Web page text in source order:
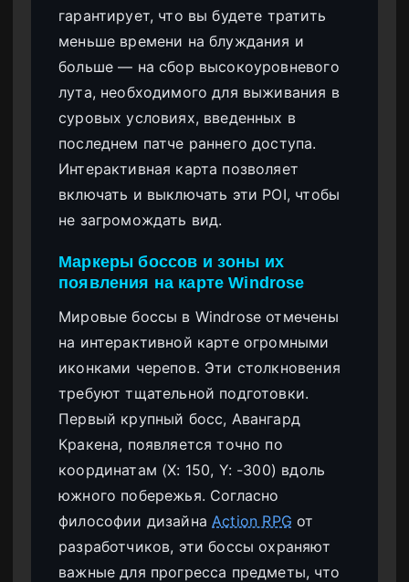
гарантирует, что вы будете тратить
меньше времени на блуждания и
больше — на сбор высокоуровневого
лута, необходимого для выживания в
суровых условиях, введенных в
последнем патче раннего доступа.
Интерактивная карта позволяет
включать и выключать эти POI, чтобы
не загромождать вид.
Маркеры боссов и зоны их
появления на карте Windrose
Мировые боссы в Windrose отмечены
на интерактивной карте огромными
иконками черепов. Эти столкновения
требуют тщательной подготовки.
Первый крупный босс, Авангард
Кракена, появляется точно по
координатам (X: 150, Y: -300) вдоль
южного побережья. Согласно
философии дизайнаAction RPG от
разработчиков, эти боссы охраняют
важные для прогресса предметы, что